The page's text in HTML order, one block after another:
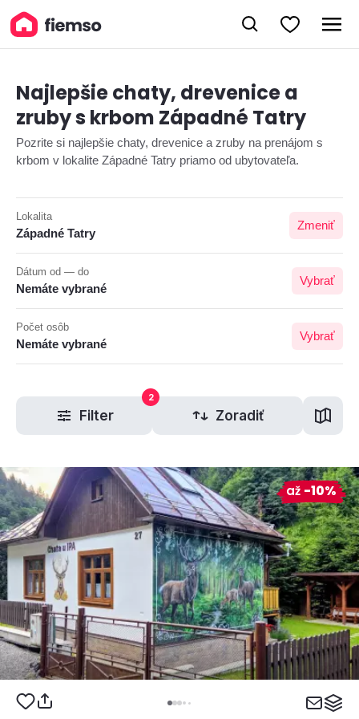
Najlepšie chaty, drevenice a
zruby s krbom Západné Tatry
Pozrite si najlepšie chaty, drevenice a zruby na prenájom s
krbom v lokalite Západné Tatry priamo od ubytovateľa.
Lokalita
Západné Tatry
Zmeniť
Dátum od — do
Nemáte vybrané
Vybrať
Počet osôb
Nemáte vybrané
Vybrať
Filter
2
Zoradiť
až -10%